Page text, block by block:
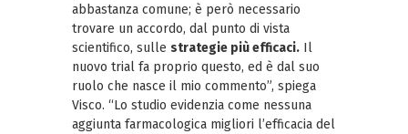
abbastanza comune; è però necessario
trovare un accordo, dal punto di vista
scientifico, sulle strategie più efficaci. Il
nuovo trial fa proprio questo, ed è dal suo
ruolo che nasce il mio commento”, spiega
Visco. “Lo studio evidenzia come nessuna
aggiunta farmacologica migliori l’efficacia del